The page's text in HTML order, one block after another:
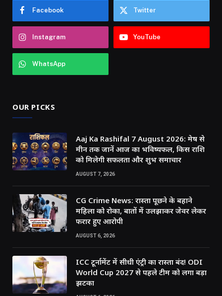
Facebook Twitter
Instagram YouTube
WhatsApp
OUR PICKS
Aaj Ka Rashifal 7 August 2026: मेष से
मीन तक जानें आज का भविष्यफल, किस राशि
को मिलेगी सफलता और शुभ समाचार
AUGUST 7, 2026
CG Crime News: रास्ता पूछने के बहाने
महिला को रोका, बातों में उलझाकर जेवर लेकर
फरार हुए आरोपी
AUGUST 6, 2026
ICC टूर्नामेंट में सीधी एंट्री का रास्ता बंद! ODI
World Cup 2027 से पहले टीम को लगा बड़ा
झटका